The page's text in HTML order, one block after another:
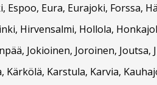
Eura, Eurajoki, Forssa,
Hirvensalmi, Hollola,
Jokioinen, Joroinen, Joutsa,
Karstula, Karvia,